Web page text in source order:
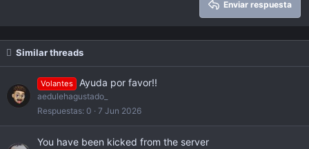
Enviar respuesta
Similar threads
Volantes Ayuda por favor!!
aedulehagustado_
Respuestas 0 7 Jun 2026
You have been kicked from the server